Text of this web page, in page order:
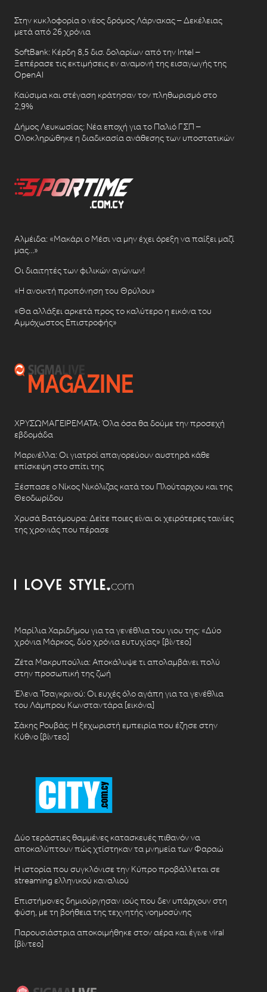
Στην κυκλοφορία ο νέος δρόμος Λάρνακας – Δεκέλειας
μετά από 26 χρόνια
SoftBank: Κέρδη 8,5 δισ. δολαρίων από την Intel –
Ξεπέρασε τις εκτιμήσεις εν αναμονή της εισαγωγής της
OpenAI
Καύσιμα και στέγαση κράτησαν τον πληθωρισμό στο
2,9%
Δήμος Λευκωσίας: Νέα εποχή για το Παλιό ΓΣΠ –
Ολοκληρώθηκε η διαδικασία ανάθεσης των υποστατικών
Αλμέιδα: «Μακάρι ο Μέσι να μην έχει όρεξη να παίξει μαζί
μας…»
Οι διαιτητές των φιλικών αγώνων!
«Η ανοικτή προπόνηση του Θρύλου»
«Θα αλλάξει αρκετά προς το καλύτερο η εικόνα του
Αμμόχωστος Επιστροφής»
ΧΡΥΣΩΜΑΓΕΙΡΕΜΑΤΑ: Όλα όσα θα δούμε την προσεχή
εβδομάδα
Μαρινέλλα: Οι γιατροί απαγορεύουν αυστηρά κάθε
επίσκεψη στο σπίτι της
Ξέσπασε ο Νίκος Νικόλιζας κατά του Πλούταρχου και της
Θεοδωρίδου
Χρυσά Βατόμουρα: Δείτε ποιες είναι οι χειρότερες ταινίες
της χρονιάς που πέρασε
Μαρίλια Χαριδήμου για τα γενέθλια του γιου της: «Δύο
χρόνια Μάρκος, δύο χρόνια ευτυχίας» [βίντεο]
Ζέτα Μακρυπούλια: Αποκάλυψε τι απολαμβάνει πολύ
στην προσωπική της ζωή
Έλενα Τσαγκρινού: Οι ευχές όλο αγάπη για τα γενέθλια
του Λάμπρου Κωνσταντάρα [εικόνα]
Σάκης Ρουβάς: Η ξεχωριστή εμπειρία που έζησε στην
Κύθνο [βίντεο]
Δύο τεράστιες θαμμένες κατασκευές πιθανόν να
αποκαλύπτουν πώς χτίστηκαν τα μνημεία των Φαραώ
Η ιστορία που συγκλόνισε την Κύπρο προβάλλεται σε
streaming ελληνικού καναλιού
Επιστήμονες δημιούργησαν ιούς που δεν υπάρχουν στη
φύση, με τη βοήθεια της τεχνητής νοημοσύνης
Παρουσιάστρια αποκοιμήθηκε στον αέρα και έγινε viral
[βίντεο]